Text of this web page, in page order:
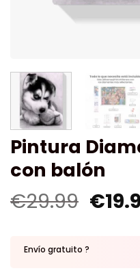
Pintura
con balón
€29.99 €
Envío gratuito ?